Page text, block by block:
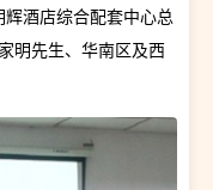
酒店综合配套中心总
明先生、华南区及西